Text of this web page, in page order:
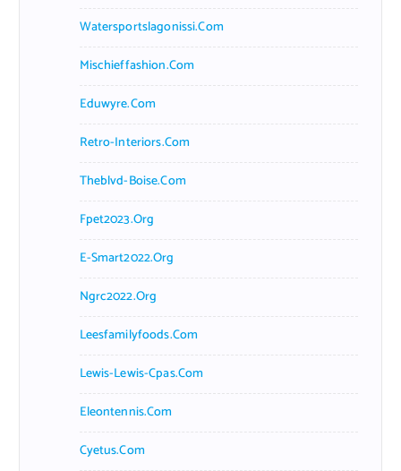
Watersportslagonissi.com
Mischieffashion.com
Eduwyre.com
Retro-Interiors.com
Theblvd-Boise.com
Fpet2023.org
E-Smart2022.org
Ngrc2022.org
Leesfamilyfoods.com
Lewis-Lewis-Cpas.com
Eleontennis.com
Cyetus.com